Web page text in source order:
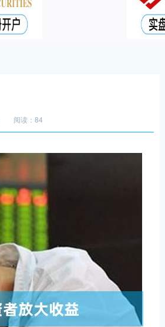
阅读：84